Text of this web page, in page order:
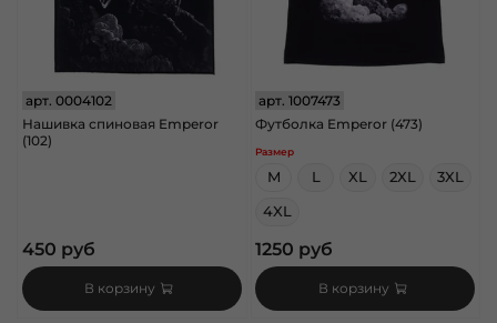
арт. 0004102
Нашивка спиновая Emperor
(102)
450 руб
В корзину
арт.1007473
Футболка Emperor (473)
Размер
M L XL 2XL
3XL
4XL
1250 руб
В корзину